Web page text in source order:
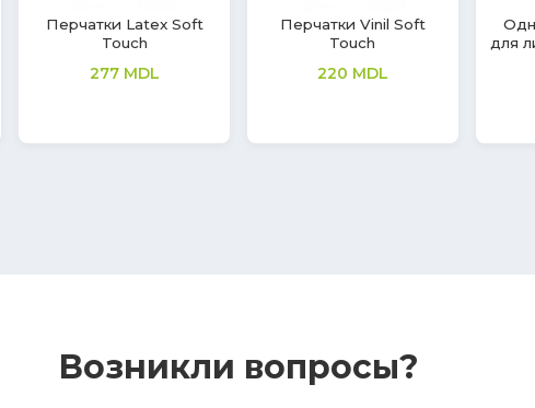
Одноразовая маска
для лица, медицинская
66MDL
Спиртовое
дезинфицирующее
Premium
Возникли вопросы?